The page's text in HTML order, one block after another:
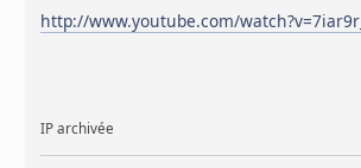
http://www.youtube.com/
IP archivée